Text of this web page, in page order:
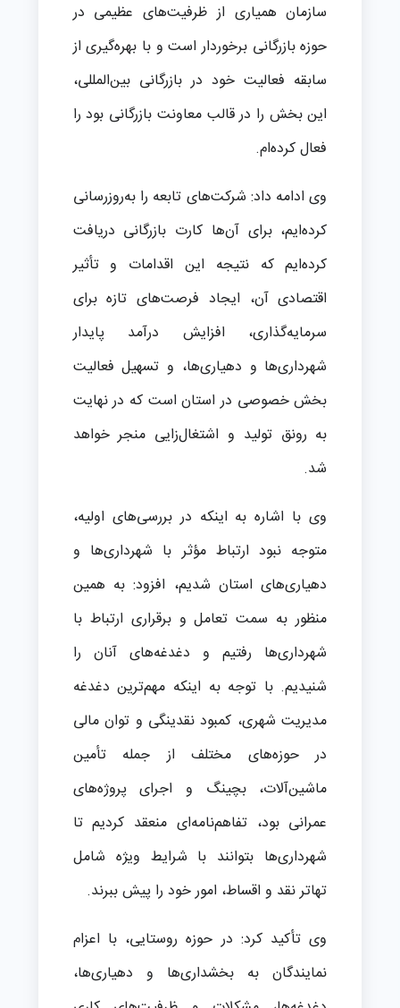
سازمان همیاری از ظرفیت‌های عظیمی در
حوزه بازرگانی برخوردار است و با بهره‌گیری از
سابقه فعالیت خود در بازرگانی بین‌المللی،
این بخش را در قالب معاونت بازرگانی بود را
فعال کرده‌ام.
وی ادامه داد: شرکت‌های تابعه را به‌روزرسانی
کرده‌ایم، برای آن‌ها کارت بازرگانی دریافت
کرده‌ایم که نتیجه این اقدامات و تأثیر
اقتصادی آن، ایجاد فرصت‌های تازه برای
سرمایه‌گذاری، افزایش درآمد پایدار
شهرداری‌ها و دهیاری‌ها، و تسهیل فعالیت
بخش خصوصی در استان است که در نهایت
به رونق تولید و اشتغال‌زایی منجر خواهد
شد.
وی با اشاره به اینکه در بررسی‌های اولیه،
متوجه نبود ارتباط مؤثر با شهرداری‌ها و
دهیاری‌های استان شدیم، افزود: به همین
منظور به سمت تعامل و برقراری ارتباط با
شهرداری‌ها رفتیم و دغدغه‌های آنان را
شنیدیم. با توجه به اینکه مهم‌ترین دغدغه
مدیریت شهری، کمبود نقدینگی و توان مالی
در حوزه‌های مختلف از جمله تأمین
ماشین‌آلات، بچینگ و اجرای پروژه‌های
عمرانی بود، تفاهم‌نامه‌ای منعقد کردیم تا
شهرداری‌ها بتوانند با شرایط ویژه شامل
تهاتر نقد و اقساط، امور خود را پیش ببرند.
وی تأکید کرد: در حوزه روستایی، با اعزام
نمایندگان به بخشداری‌ها و دهیاری‌ها،